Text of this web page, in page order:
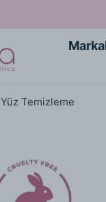
Yüz Temizleme